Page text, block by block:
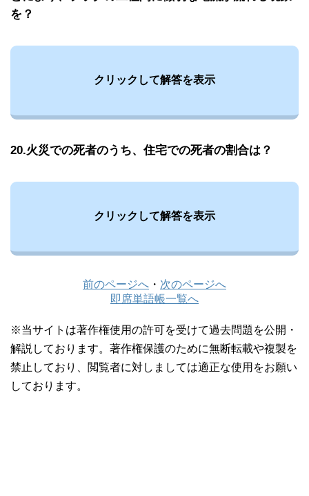
を？
クリックして解答を表示
20.火災での死者のうち、住宅での死者の割合は？
クリックして解答を表示
前のページへ ・ 次のページへ
即席単語帳一覧へ
※当サイトは著作権使用の許可を受けて過去問題を公開・
解説しております。著作権保護のために無断転載や複製を
禁止しており、閲覧者に対しましては適正な使用をお願い
しております。